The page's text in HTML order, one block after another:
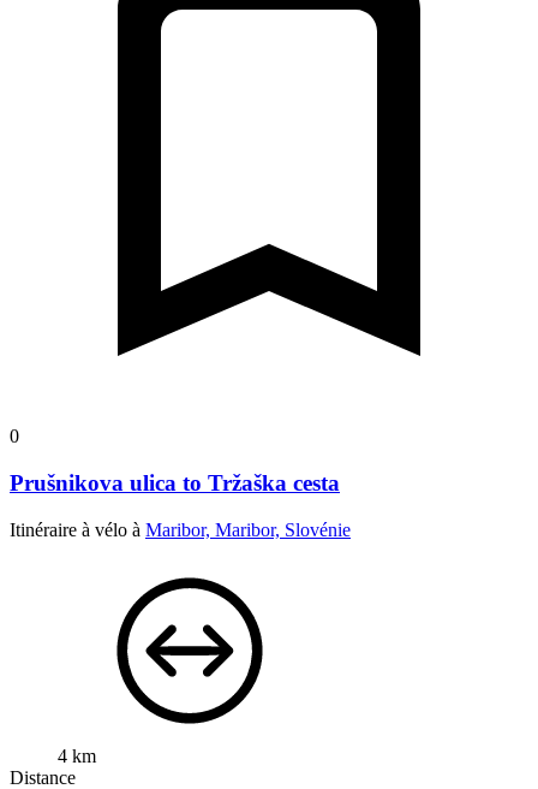
0
Prušnikova ulica to Tržaška cesta
Itinéraire à vélo à Maribor, Maribor, Slovénie
4 km
Distance